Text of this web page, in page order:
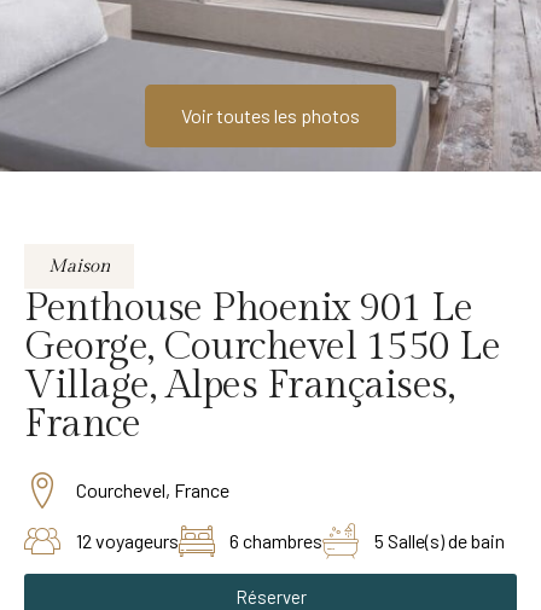
Voir toutes les photos
Maison
Penthouse Phoenix 901 Le
George, Courchevel 1550 Le
Village, Alpes Françaises,
France
Courchevel, France
12 voyageurs 6 chambres 5 Salle(s) de bain
Réserver